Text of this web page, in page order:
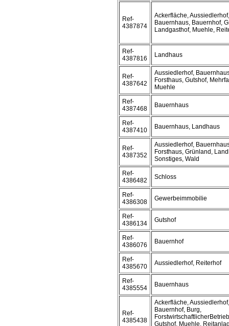
Ref-
4387874
Ackerfläche,
Bauernhaus, Bauernhof,
Landgasthof, Muehle,
Ref-
4387816
Landhaus
Ref-
4387642
Aussiedlerhof,
Forsthaus, Gutshof,
Muehle
Ref-
4387468
Bauernhaus
Ref-
4387410
Bauernhaus, Landhaus
Ref-
4387352
Aussiedlerhof,
Forsthaus, Grünland,
Sonstiges, Wald
Ref-
4386482
Schloss
Ref-
4386308
Gewerbeimmobilie
Ref-
4386134
Gutshof
Ref-
4386076
Bauernhof
Ref-
4385670
Aussiedlerhof, Reiterhof
Ref-
4385554
Bauernhaus
Ref-
4385438
Ackerfläche,
Bauernhof, Burg,
Gutshof, Muehle,